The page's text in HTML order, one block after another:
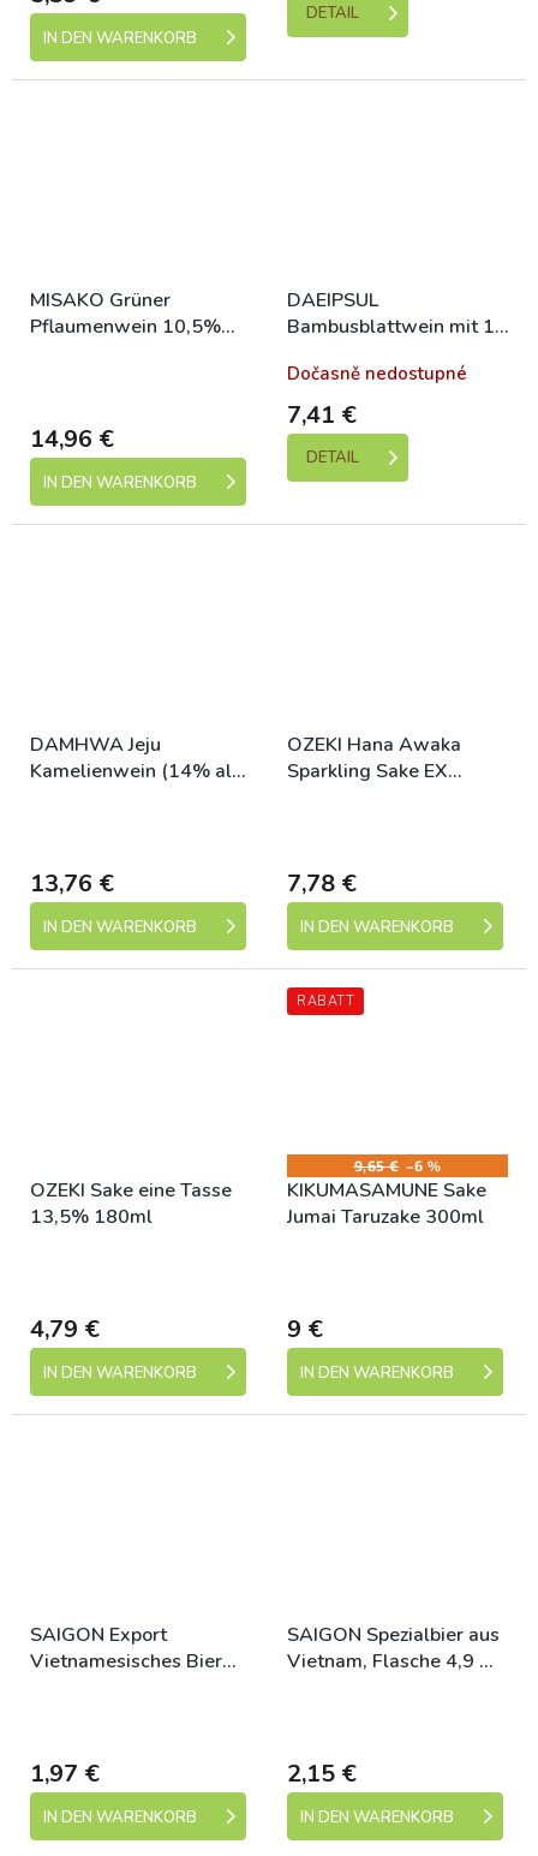
IN DEN WARENKORB
DETAIL
MISAKO Grüner
Pflaumenwein 10,5%
14,96 €
IN DEN WARENKORB
DAEIPSUL
Bambusblattwein mit 12
Dočasně nedostupné
7,41 €
DETAIL
DAMHWA Jeju
Kamelienwein (14% alc)
13,76 €
IN DEN WARENKORB
OZEKI Hana Awaka
Sparkling Sake EX
7,78 €
IN DEN WARENKORB
OZEKI Sake eine Tasse
13,5% 180ml
4,79 €
IN DEN WARENKORB
RABATT
9,65 € –6 %
KIKUMASAMUNE Sake
Jumai Taruzake 300ml
9 €
IN DEN WARENKORB
SAIGON Export
Vietnamesisches Bier
1,97 €
IN DEN WARENKORB
SAIGON Spezialbier aus
Vietnam, Flasche 4,9 %
2,15 €
IN DEN WARENKORB